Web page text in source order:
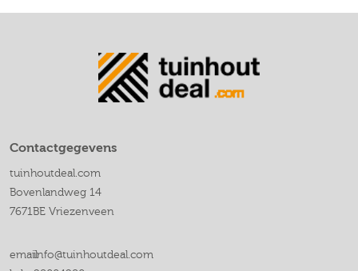
Contactgegevens
tuinhoutdeal.com
Bovenlandweg 14
7671BE Vriezenveen
emailinfo@tuinhoutdeal.com